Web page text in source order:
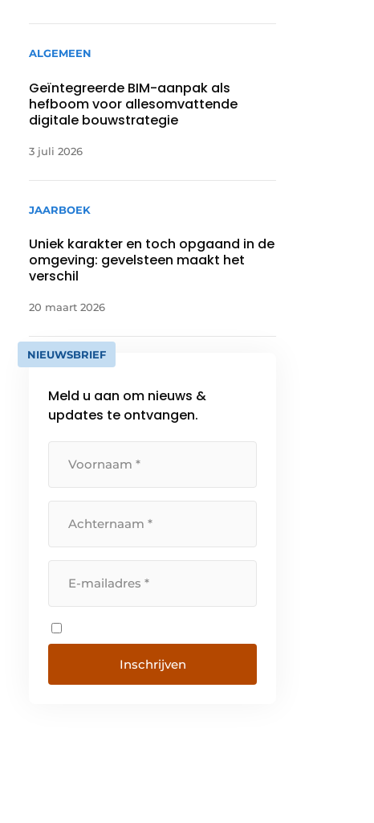
ALGEMEEN
Geïntegreerde BIM-aanpak als
hefboom voor allesomvattende
digitale bouwstrategie
3 juli 2026
JAARBOEK
Uniek karakter en toch opgaand in de
omgeving: gevelsteen maakt het
verschil
20 maart 2026
NIEUWSBRIEF
Meld u aan om nieuws &
updates te ontvangen.